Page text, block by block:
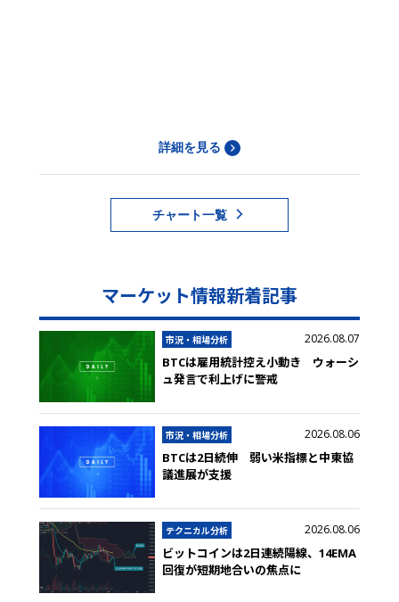
詳細を見る
チャート一覧
マーケット情報新着記事
市況・相場分析 2026.08.07
BTCは雇用統計控え小動き ウォーシ
ュ発言で利上げに警戒
市況・相場分析 2026.08.06
BTCは2日続伸 弱い米指標と中東協
議進展が支援
テクニカル分析 2026.08.06
ビットコインは2日連続陽線、14EMA
回復が短期地合いの焦点に